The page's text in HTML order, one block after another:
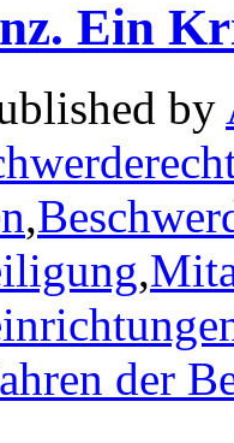
Ein
by
,
,
der